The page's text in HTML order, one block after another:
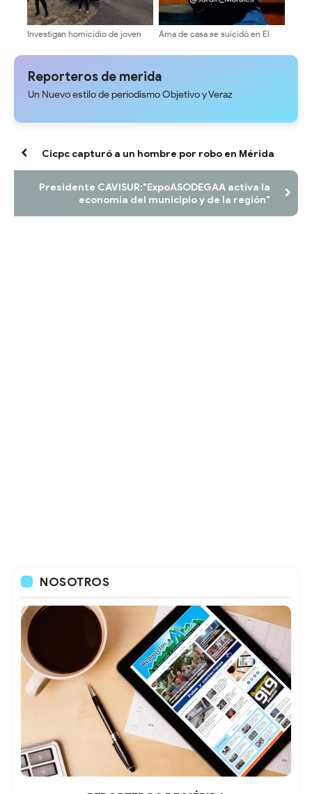
Investigan homicidio de joven
agricultor en Tucaní
Ama de casa se suicidó en El
Reporteros de merida
Un Nuevo estilo de periodismo Objetivo y Veraz
Cicpc capturó a un hombre por robo en Mérida
Presidente CAVISUR:"ExpoASODEGAA activa la
economía del municipio y de la región"
NOSOTROS